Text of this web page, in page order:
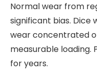
Normal wear from
significant bias. Dice
wear concentrated
measurable loading.
for years.